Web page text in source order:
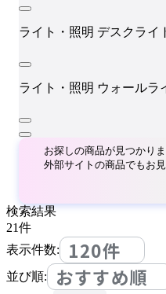
ライト・照明 デスクライ
ライト・照明 ウォールラ
お探しの商品が見つかり
外部サイトの商品でもお
検索結果
21件
表示件数:
120件
並び順: おすすめ順